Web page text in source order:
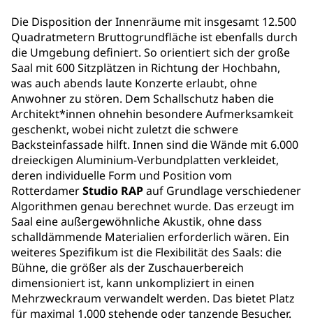
Die Disposition der Innenräume mit insgesamt 12.500
Quadratmetern Bruttogrundfläche ist ebenfalls durch
die Umgebung definiert. So orientiert sich der große
Saal mit 600 Sitzplätzen in Richtung der Hochbahn,
was auch abends laute Konzerte erlaubt, ohne
Anwohner zu stören. Dem Schallschutz haben die
Architekt*innen ohnehin besondere Aufmerksamkeit
geschenkt, wobei nicht zuletzt die schwere
Backsteinfassade hilft. Innen sind die Wände mit 6.000
dreieckigen Aluminium-Verbundplatten verkleidet,
deren individuelle Form und Position vom
RotterdamerStudio RAPauf Grundlage verschiedener
Algorithmen genau berechnet wurde. Das erzeugt im
Saal eine außergewöhnliche Akustik, ohne dass
schalldämmende Materialien erforderlich wären. Ein
weiteres Spezifikum ist die Flexibilität des Saals: die
Bühne, die größer als der Zuschauerbereich
dimensioniert ist, kann unkompliziert in einen
Mehrzweckraum verwandelt werden. Das bietet Platz
für maximal 1.000 stehende oder tanzende Besucher.